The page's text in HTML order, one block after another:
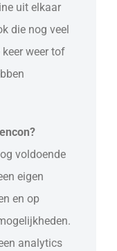
uit elkaar
die nog veel
weer tof
voldoende
eigen
en op
analytics